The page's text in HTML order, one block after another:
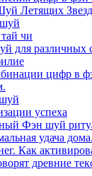
Летящих Звезд
чи
для различных
цифр в
успеха
Фэн шуй
удача
Как
древние